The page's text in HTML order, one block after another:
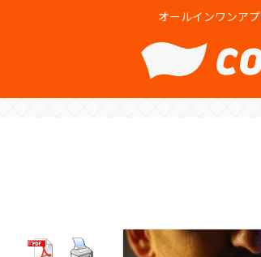
オールインワンア